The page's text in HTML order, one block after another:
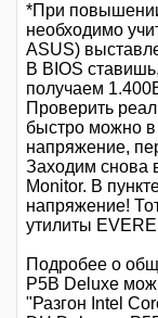
*При
необходимо
ASUS)
В BIOS
получаем
Проверить
быстро можно
напряжение,
Заходим снова
Monitor. В
напряжение!
утилиты
Подробее о
P5B Deluxe
"Разгон Intel